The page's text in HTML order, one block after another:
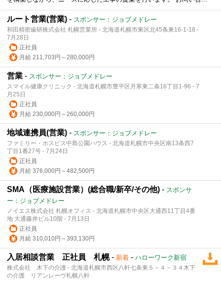
ルート営業(営業) - スポンサー：ジョブメドレー
和田精密歯研株式会社 札幌営業所 - 北海道札幌市東区北45条東16-1-18 -
7月28日
正社員
月給 211,703円～280,000円
営業 - スポンサー：ジョブメドレー
スマイル健康クリニック - 北海道札幌市豊平区月寒東二条16丁目1-96 - 7
月25日
正社員
月給 230,000円～260,000円
地域連携員(営業) - スポンサー：ジョブメドレー
ファミリー・ホスピス中島公園ハウス - 北海道札幌市中央区南13条西7
丁目1番27号 - 7月24日
正社員
月給 376,000円～482,500円
SMA（医療施設営業）(総合職/新卒/その他) - スポンサ
ー：ジョブメドレー
ノイエス株式会社 札幌オフィス - 北海道札幌市中央区大通西11丁目4番
地 大通藤井ビル10階 - 7月13日
正社員
月給 310,010円～393,130円
入居相談営業 正社員 札幌- 新着 - ハローワーク新宿
株式会社 木下の介護 - 北海道札幌市西区八軒七条東５－４－３４木下
の介護 リアンレーヴ札幌八軒